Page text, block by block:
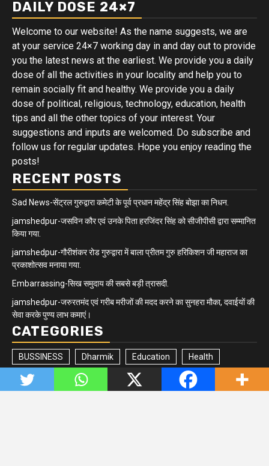
DAILY DOSE 24×7
Welcome to our website! As the name suggests, we are
at your service 24×7 working day in and day out to provide
you the latest news at the earliest. We provide you a daily
dose of all the activities in your locality and help you to
remain socially fit and healthy. We provide you a daily
dose of political, religious, technology, education, health
tips and all the other topics of your interest. Your
suggestions and inputs are welcomed. Do subscribe and
follow us for regular updates. Hope you enjoy reading the
posts!
RECENT POSTS
Sad News-सेंट्रल गुरुद्वारा कमेटी के पूर्व प्रधान महेंद्र सिंह बोझा का निधन.
jamshedpur-जसविन कौर एवं उनके पिता हरजिंदर सिंह को सीजीपीसी द्वारा सम्मानित
किया गया.
jamshedpur-गौरीशंकर रोड गुरुद्वारा में बाला प्रीतम गुरु हरिकिशन जी महाराज का
प्रकाशोत्सव मनाया गया.
Embarrassing-सिख समुदाय की सबसे बड़ी त्रासदी.
jamshedpur-जरुरतमंद एवं गरीब मरीजों की मदद करने का सुनहरा मौका, दवाईयों की
सेवा करके पुण्य लाभ कमाएं।
CATEGORIES
BUSSINESS Dharmik Education Health
Jharkhand/Bihar Matrimonial Minority